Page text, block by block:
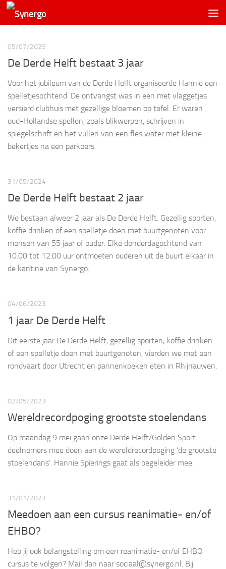
05/07/2025
De Derde Helft bestaat 3 jaar
Voor het jubileum van de Derde Helft organiseerde Hannie een
spelletjesochtend. De ontvangst was in een met vlaggetjes
versierd clubhuis met gezellige bloemen op tafel. Er waren
oud-Hollandse spellen, zoals blikwerpen, schrijven in
spiegelschrift en het vullen van een fles water met kleine
bekertjes na een parkoers.
31/05/2024
De Derde Helft bestaat 2 jaar
We bestaan alweer 2 jaar als De Derde Helft. Gezellig sporten,
koffie drinken of een spelletje doen met buurtgenoten voor
mensen van 55 jaar of ouder. Elke donderdagochtend van
10.00 tot 12.00 uur ontmoeten ouderen uit de buurt elkaar in
de kantine van Synergo.
04/06/2023
1 jaar De Derde Helft
Dit eerste jaar De Derde Helft, gezellig sporten, koffie drinken
of een spelletje doen met buurtgenoten, vierden we met een
rondvaart door Utrecht en pannenkoeken eten in Rhijnauwen.
02/05/2023
Wereldrecordpoging grootste stoelendans
Op maandag 9 mei gaan onze Derde Helft/Golden Sport
deelnemers mee doen aan de wereldrecordpoging ‘de grootste
stoelendans’. Hannie Spierings gaat als begeleider mee.
31/01/2023
Meedoen aan een cursus reanimatie- en/of
EHBO?
Heb jij ook belangstelling om een reanimatie- en/of EHBO
cursus te volgen? Mail dan naar sociaal@synergo.nl. Bij